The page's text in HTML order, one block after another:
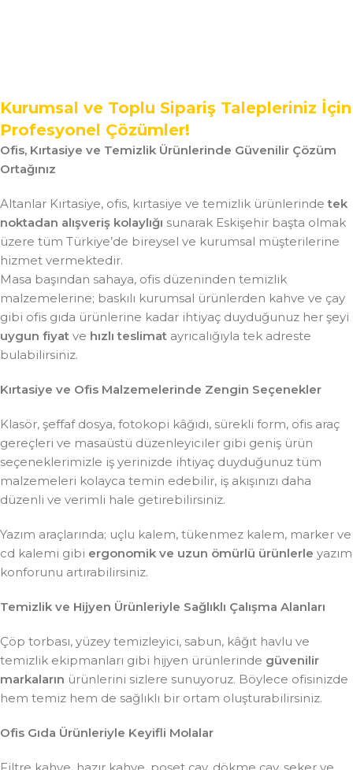
Kurumsal ve Toplu Sipariş Talepleriniz İçin
Profesyonel Çözümler!
Ofis, Kırtasiye ve Temizlik Ürünlerinde Güvenilir Çözüm
Ortağınız
Altanlar Kırtasiye, ofis, kırtasiye ve temizlik ürünlerindetek
noktadan alışveriş kolaylığı sunarak Eskişehir başta olmak
üzere tüm Türkiye’de bireysel ve kurumsal müşterilerine
hizmet vermektedir.
Masa başından sahaya, ofis düzeninden temizlik
malzemelerine; baskılı kurumsal ürünlerden kahve ve çay
gibi ofis gıda ürünlerine kadar ihtiyaç duyduğunuz her şeyi
uygun fiyat ve hızlı teslimat ayrıcalığıyla tek adreste
bulabilirsiniz.
Kırtasiye ve Ofis Malzemelerinde Zengin Seçenekler
Klasör, şeffaf dosya, fotokopi kâğıdı, sürekli form, ofis araç
gereçleri ve masaüstü düzenleyiciler gibi geniş ürün
seçeneklerimizle iş yerinizde ihtiyaç duyduğunuz tüm
malzemeleri kolayca temin edebilir, iş akışınızı daha
düzenli ve verimli hale getirebilirsiniz.
Yazım araçlarında; uçlu kalem, tükenmez kalem, marker ve
cd kalemi gibi ergonomik ve uzun ömürlü ürünlerle yazım
konforunu artırabilirsiniz.
Temizlik ve Hijyen Ürünleriyle Sağlıklı Çalışma Alanları
Çöp torbası, yüzey temizleyici, sabun, kâğıt havlu ve
temizlik ekipmanları gibi hijyen ürünlerinde güvenilir
markaların ürünlerini sizlere sunuyoruz. Böylece ofisinizde
hem temiz hem de sağlıklı bir ortam oluşturabilirsiniz.
Ofis Gıda Ürünleriyle Keyifli Molalar